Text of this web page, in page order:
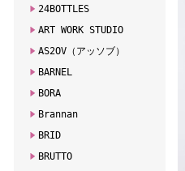
24BOTTLES
ART WORK STUDIO
AS2OV（アッソブ）
BARNEL
BORA
Brannan
BRID
BRUTTO